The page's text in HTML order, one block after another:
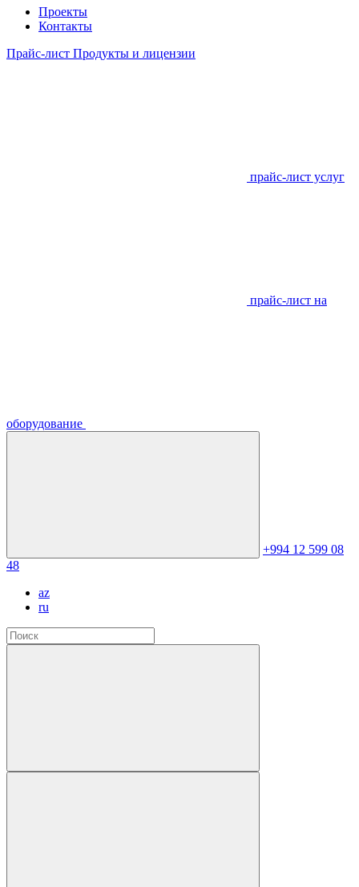
Проекты
Контакты
Прайс-лист Продукты и лицензии
прайс-лист услуг
прайс-лист на
оборудование
+994 12 599 08
48
az
ru